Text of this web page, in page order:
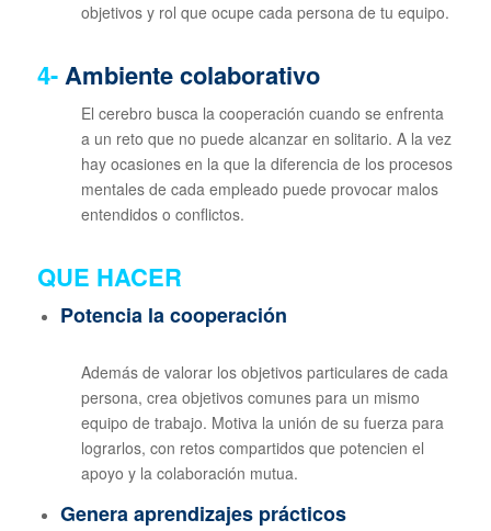
objetivos y rol que ocupe cada persona de tu equipo.
4- Ambiente colaborativo
El cerebro busca la cooperación cuando se enfrenta
a un reto que no puede alcanzar en solitario. A la vez
hay ocasiones en la que la diferencia de los procesos
mentales de cada empleado puede provocar malos
entendidos o conflictos.
QUE HACER
Potencia la cooperación
Además de valorar los objetivos particulares de cada
persona, crea objetivos comunes para un mismo
equipo de trabajo. Motiva la unión de su fuerza para
lograrlos, con retos compartidos que potencien el
apoyo y la colaboración mutua.
Genera aprendizajes prácticos